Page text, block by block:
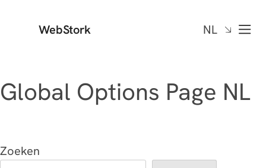
WebStork NL
Global Options Page NL
Zoeken